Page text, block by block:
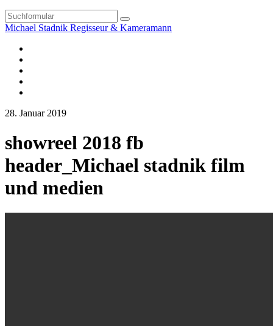
Search
Michael Stadnik Regisseur & Kameramann
28. Januar 2019
showreel 2018 fb
header_Michael stadnik film
und medien